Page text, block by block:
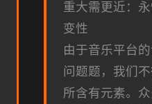
重大需更近：
变性
由于音乐平台
问题题，我们
所含有元素。